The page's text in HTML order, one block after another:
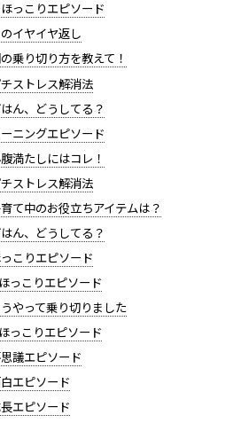
っこりエピソード
イヤイヤ返し
乗り切り方を教えて！
ストレス解消法
ん、どうしてる？
ニングエピソード
満たしにはコレ！
ストレス解消法
て中のお役立ちアイテムは？
ん、どうしてる？
こりエピソード
っこりエピソード
やって乗り切りました
っこりエピソード
議エピソード
エピソード
エピソード